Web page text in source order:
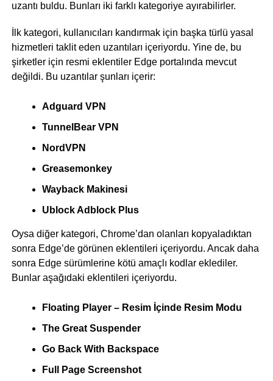
uzantı buldu. Bunları iki farklı kategoriye ayırabilirler.
İlk kategori, kullanıcıları kandırmak için başka türlü yasal
hizmetleri taklit eden uzantıları içeriyordu. Yine de, bu
şirketler için resmi eklentiler Edge portalında mevcut
değildi. Bu uzantılar şunları içerir:
Adguard VPN
TunnelBear VPN
NordVPN
Greasemonkey
Wayback Makinesi
Ublock Adblock Plus
Oysa diğer kategori, Chrome’dan olanları kopyaladıktan
sonra Edge’de görünen eklentileri içeriyordu. Ancak daha
sonra Edge sürümlerine kötü amaçlı kodlar eklediler.
Bunlar aşağıdaki eklentileri içeriyordu.
Floating Player – Resim İçinde Resim Modu
The Great Suspender
Go Back With Backspace
Full Page Screenshot